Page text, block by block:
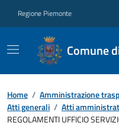
Regione Piemonte
Comune
Home / Amministrazione
Atti generali / Atti
REGOLAMENTI UFFICIO